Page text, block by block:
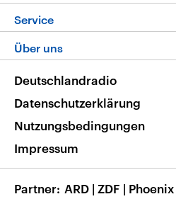
Die Nachrichten
Nachrichtenleicht
Neue Beiträge auf dlf.de
Podcasts
Deutschlandfunk App
Nachrichten App
Frequenzen
Hörerservice
Service
FAQ
Veranstaltungen
Musikliste
RSS
Über uns
Barrierefreiheit
Deutschlandradio
Datenschutzerklärung
Nutzungsbedingungen
Impressum
Partner ARD | ZDF | Phoenix